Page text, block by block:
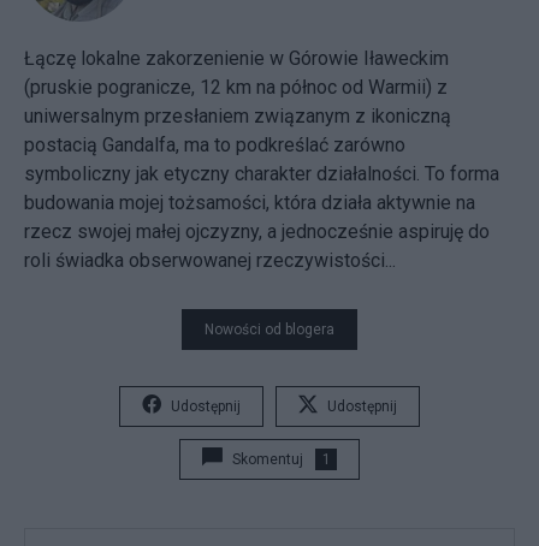
Łączę lokalne zakorzenienie w Górowie Iławeckim
(pruskie pogranicze, 12 km na północ od Warmii) z
uniwersalnym przesłaniem związanym z ikoniczną
postacią Gandalfa, ma to podkreślać zarówno
symboliczny jak etyczny charakter działalności. To forma
budowania mojej tożsamości, która działa aktywnie na
rzecz swojej małej ojczyzny, a jednocześnie aspiruję do
roli świadka obserwowanej rzeczywistości...
Nowości od blogera
Udostępnij Udostępnij
Skomentuj 1